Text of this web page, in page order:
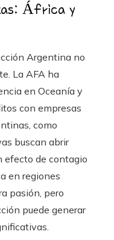
África y
Argentina no
La AFA ha
en Oceanía y
con empresas
como
buscan abrir
efecto de contagio
en regiones
pasión, pero
puede generar